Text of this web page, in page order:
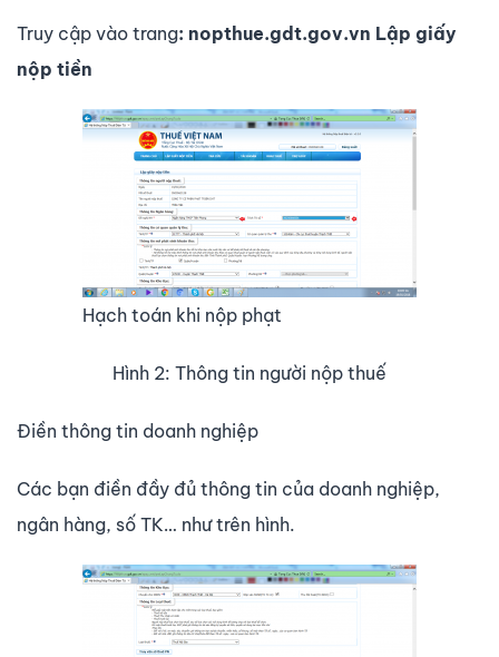
Truy cập vào trang: nopthue.gdt.gov.vn Lập giấy
nộp tiền
Hạch toán khi nộp phạt
Hình 2: Thông tin người nộp thuế
Điền thông tin doanh nghiệp
Các bạn điền đầy đủ thông tin của doanh nghiệp,
ngân hàng, số TK… như trên hình.